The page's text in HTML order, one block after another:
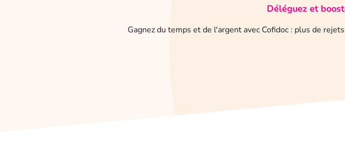
Déléguez et
Gagnez du temps et de l'argent avec Cofidoc : plus de